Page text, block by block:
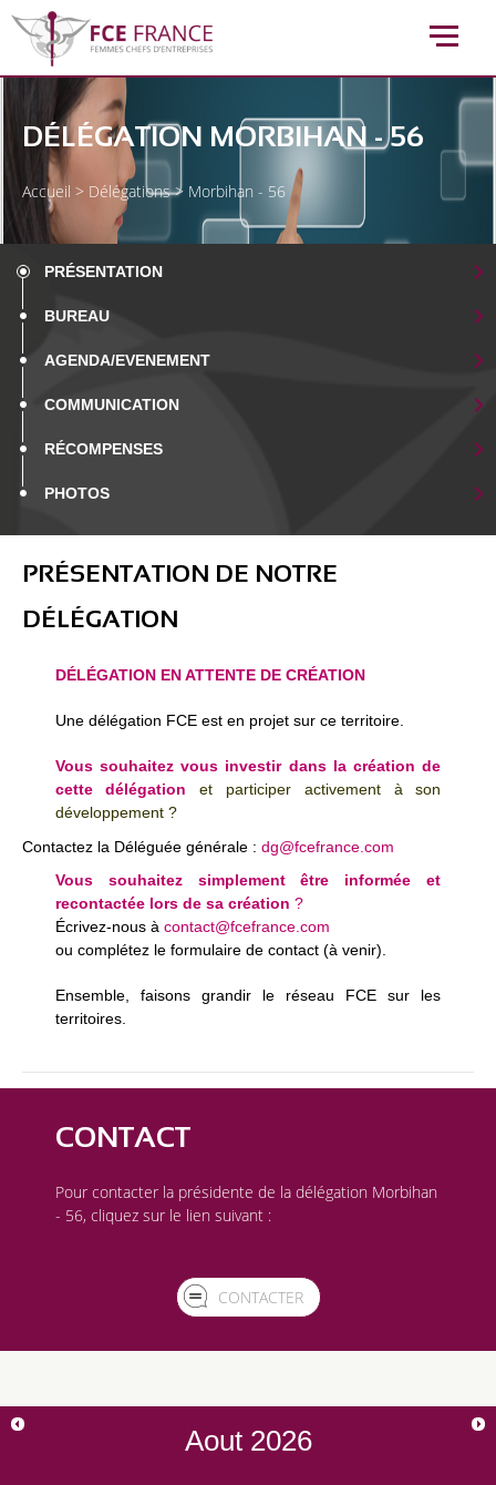
DÉLÉGATION MORBIHAN - 56
Accueil > Délégations> Morbihan - 56
PRÉSENTATION
BUREAU
AGENDA/EVENEMENT
COMMUNICATION
RÉCOMPENSES
PHOTOS
PRÉSENTATION DE NOTRE
DÉLÉGATION
DÉLÉGATION EN ATTENTE DE CRÉATION
Une délégation FCE est en projet sur ce territoire.
Vous souhaitez vous investir dans la création de
cette délégationet participer activement à son
développement ?
Contactez la Déléguée générale : dg@fcefrance.com
Vous souhaitez simplement être informée et
recontactée lors de sa création ?
Écrivez-nous à contact@fcefrance.com
ou complétez le formulaire de contact (à venir).
Ensemble, faisons grandir le réseau FCE sur les
territoires.
CONTACT
Pour contacter la présidente de la délégation Morbihan
- 56, cliquez sur le lien suivant :
CONTACTER
Aout 2026